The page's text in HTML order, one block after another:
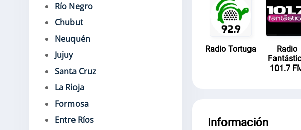
Río Negro
Chubut
Neuquén
Jujuy
Santa Cruz
La Rioja
Formosa
Entre Ríos
Radio Tortuga
Radio
101.7
Información